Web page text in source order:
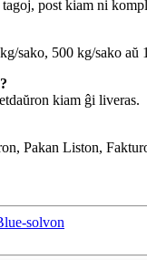
post kiam ni
sako, 500 kg/sako
kiam ĝi liveras.
Pakan Liston,
solvon